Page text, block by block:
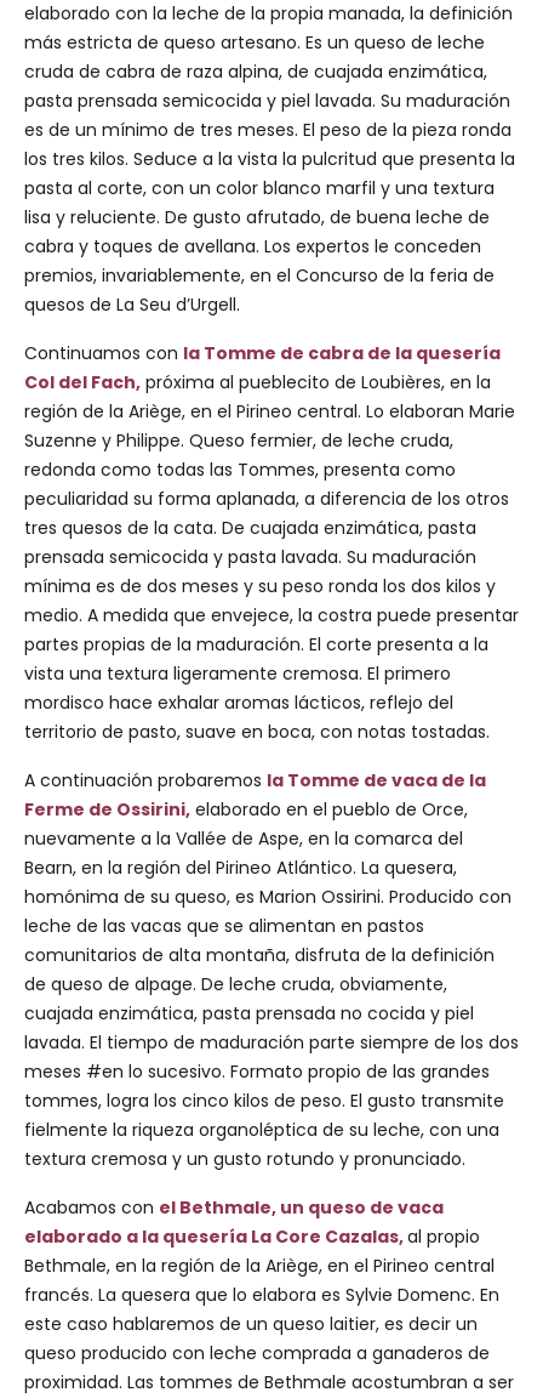
elaborado con la leche de la propia manada, la definición
más estricta de queso artesano. Es un queso de leche
cruda de cabra de raza alpina, de cuajada enzimática,
pasta prensada semicocida y piel lavada. Su maduración
es de un mínimo de tres meses. El peso de la pieza ronda
los tres kilos. Seduce a la vista la pulcritud que presenta la
pasta al corte, con un color blanco marfil y una textura
lisa y reluciente. De gusto afrutado, de buena leche de
cabra y toques de avellana. Los expertos le conceden
premios, invariablemente, en el Concurso de la feria de
quesos de La Seu d’Urgell.
Continuamos con la Tomme de cabra de la quesería
Col del Fach, próxima al pueblecito de Loubières, en la
región de la Ariège, en el Pirineo central. Lo elaboran Marie
Suzenne y Philippe. Queso fermier, de leche cruda,
redonda como todas las Tommes, presenta como
peculiaridad su forma aplanada, a diferencia de los otros
tres quesos de la cata. De cuajada enzimática, pasta
prensada semicocida y pasta lavada. Su maduración
mínima es de dos meses y su peso ronda los dos kilos y
medio. A medida que envejece, la costra puede presentar
partes propias de la maduración. El corte presenta a la
vista una textura ligeramente cremosa. El primero
mordisco hace exhalar aromas lácticos, reflejo del
territorio de pasto, suave en boca, con notas tostadas.
A continuación probaremos la Tomme de vaca de la
Ferme de Ossirini, elaborado en el pueblo de Orce,
nuevamente a la Vallée de Aspe, en la comarca del
Bearn, en la región del Pirineo Atlántico. La quesera,
homónima de su queso, es Marion Ossirini. Producido con
leche de las vacas que se alimentan en pastos
comunitarios de alta montaña, disfruta de la definición
de queso de alpage. De leche cruda, obviamente,
cuajada enzimática, pasta prensada no cocida y piel
lavada. El tiempo de maduración parte siempre de los dos
meses #en lo sucesivo. Formato propio de las grandes
tommes, logra los cinco kilos de peso. El gusto transmite
fielmente la riqueza organoléptica de su leche, con una
textura cremosa y un gusto rotundo y pronunciado.
Acabamos con el Bethmale, un queso de vaca
elaborado a la quesería La Core Cazalas,al propio
Bethmale, en la región de la Ariège, en el Pirineo central
francés. La quesera que lo elabora es Sylvie Domenc. En
este caso hablaremos de un queso laitier, es decir un
queso producido con leche comprada a ganaderos de
proximidad. Las tommes de Bethmale acostumbran a ser